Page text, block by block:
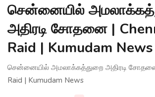
சென்னையில்
அதிரடி சோதனை |
Raid | Kumudam News
சென்னையில் அமலாக்கத்துறை அதிரடி சோதனை
Raid | Kumudam News